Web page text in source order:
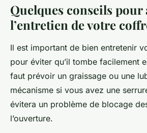
Quelques conseils pour
l’entretien de votre
Il est important de bien entretenir
pour éviter qu’il tombe facilement
faut prévoir un graissage ou une
mécanisme si vous avez une
évitera un problème de blocage
l’ouverture.